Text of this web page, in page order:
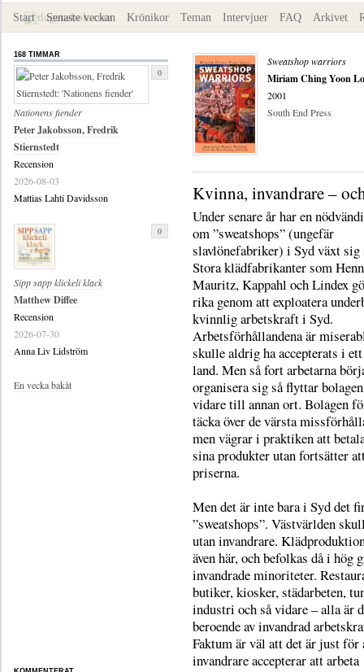
Start Senaste veckan Krönikor Teman Intervjuer FAQ Arkivet
Sweatshop warriors
Miriam Ching Yoon
2001
South End Press
Kvinna, invandrare –
Under senare år har en
om ”sweatshops” (ungefär
slavlönefabriker) i Syd växt sig
Stora klädfabrikanter som
Mauritz, Kappahl och Lindex
rika genom att exploatera
kvinnlig arbetskraft i Syd.
Arbetsförhållandena är
skulle aldrig ha accepterats i
land. Men så fort arbetarna
organisera sig så flyttar
vidare till annan ort. Bolagen
täcka över de värsta
men vägrar i praktiken att
sina produkter utan fortsätter
priserna.
Men det är inte bara i Syd det
”sweatshops”. Västvärlden
utan invandrare.
även här, och befolkas då i hög
invandrade minoriteter.
butiker, kiosker, städarbeten,
industri och så vidare – alla är
beroende av invandrad
Faktum är väl att det är just för
invandrare accepterar att arbeta
168 TIMMAR
Nationens fiender
Peter Jakobsson, Fredrik
Stiernstedt
Recension
2026-08-03
Mattias Lahti Davidsson
0
Sipp sapp klickeli klack
Matthew Diffee
Recension
2026-07-30
Anna Liv Lidström
0
En vecka bakåt